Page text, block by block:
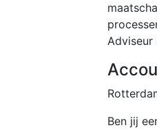
Adviseur
Ben jij